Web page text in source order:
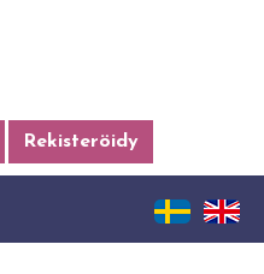
Rekisteröidy